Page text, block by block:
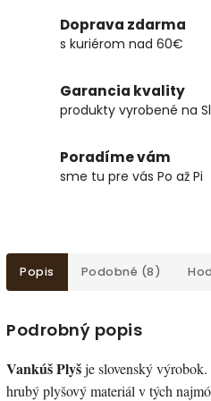
Doprava zdarma
s kuriérom nad 60€
Garancia kvality
produkty vyrobené na
Poradíme vám
sme tu pre vás Po až Pi
Popis Podobné (8)
Podrobný popis
Vankúš Plyšje slovenský
hrubý plyšový materiál v tých